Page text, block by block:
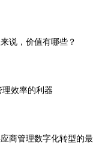
说，价值有哪些？
效率的利器
商管理数字化转型的最